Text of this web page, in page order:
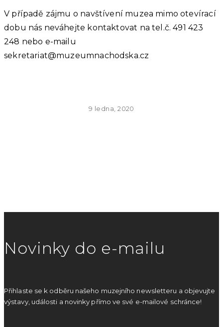
V případě zájmu o navštívení muzea mimo otevírací
dobu nás neváhejte kontaktovat na tel.č. 491 423
248 nebo e-mailu
sekretariat@muzeumnachodska.cz
9 ledna, 2020
Novinky do e-mailu
Přihlaste se k odběru našeho muzejního newsletteru a objevujte
výstavy, události a novinky přímo ve své e-mailové schránce!